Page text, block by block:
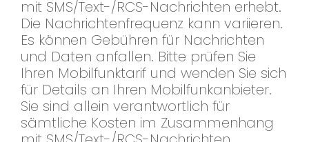
mit SMS/Text-/RCS-Nachrichten erhebt.
Die Nachrichtenfrequenz kann variieren.
Es können Gebühren für Nachrichten
und Daten anfallen. Bitte prüfen Sie
Ihren Mobilfunktarif und wenden Sie sich
für Details an Ihren Mobilfunkanbieter.
Sie sind allein verantwortlich für
sämtliche Kosten im Zusammenhang